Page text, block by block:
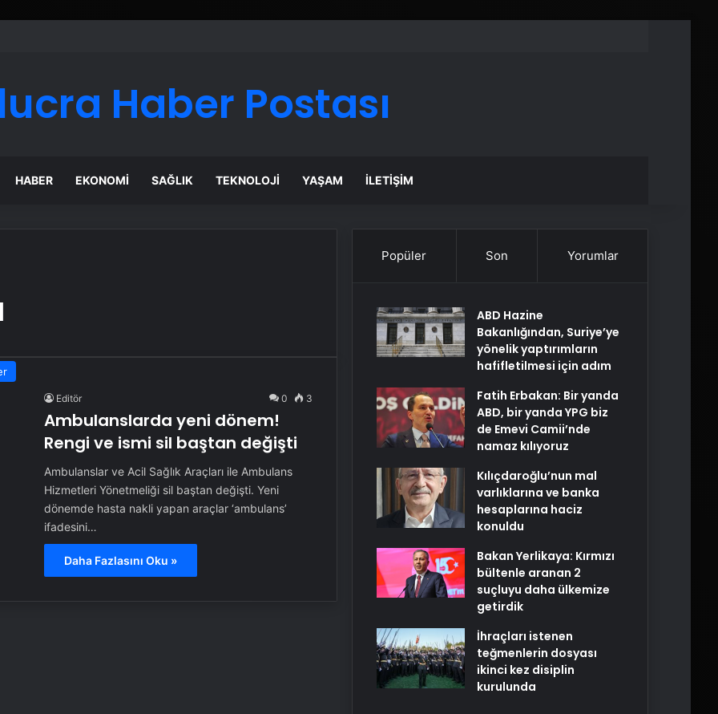
Haber Postası
HABER EKONOMI SAĞLIK TEKNOLOJI YAŞAM İLETIŞIM
Editör 0 3
Ambulanslarda yeni dönem!
Rengi ve ismi sil baştan değişti
Ambulanslar ve Acil Sağlık Araçları ile Ambulans
Hizmetleri Yönetmeliği sil baştan değişti. Yeni
dönemde hasta nakli yapan araçlar ‘ambulans’
ifadesini…
Daha Fazlasını Oku »
Popüler Son Yorumlar
ABD Hazine
Bakanlığından, Suriye’ye
yönelik yaptırımların
hafifletilmesi için adım
Fatih Erbakan: Bir yanda
ABD, bir yanda YPG biz
de Emevi Camii’nde
namaz kılıyoruz
Kılıçdaroğlu’nun mal
varlıklarına ve banka
hesaplarına haciz
konuldu
Bakan Yerlikaya: Kırmızı
bültenle aranan 2
suçluyu daha ülkemize
getirdik
İhraçları istenen
teğmenlerin dosyası
ikinci kez disiplin
kurulunda